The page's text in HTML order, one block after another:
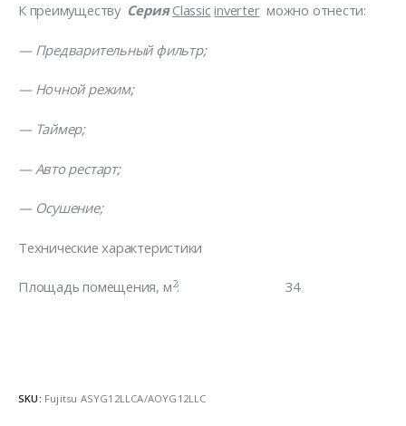
К преимуществу СерияClassicinverterможно отнести:
— Предварительный фильтр;
— Ночной режим;
— Таймер;
— Авто рестарт;
— Осушение;
Технические характеристики
Площадь помещения, м2: 34
SKU: Fujitsu ASYG12LLСA/AOYG12LLC